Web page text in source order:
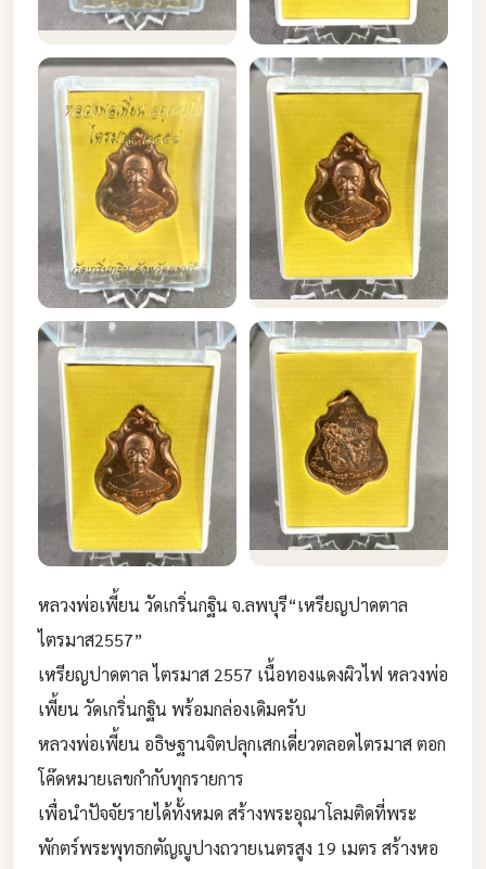
หลวงพ่อเพี้ยน วัดเกริ่นกฐิน จ.ลพบุรี“เหรียญปาดตาล
ไตรมาส2557”
เหรียญปาดตาล ไตรมาส 2557 เนื้อทองแดงผิวไฟ หลวงพ่อ
เพี้ยน วัดเกริ่นกฐิน พร้อมกล่องเดิมครับ
หลวงพ่อเพี้ยน อธิษฐานจิตปลุกเสกเดี่ยวตลอดไตรมาส ตอก
โค๊ดหมายเลขกำกับทุกรายการ
เพื่อนำปัจจัยรายได้ทั้งหมด สร้างพระอุณาโลมติดที่พระ
พักตร์พระพุทธกตัญญูปางถวายเนตรสูง 19 เมตร สร้างหอ